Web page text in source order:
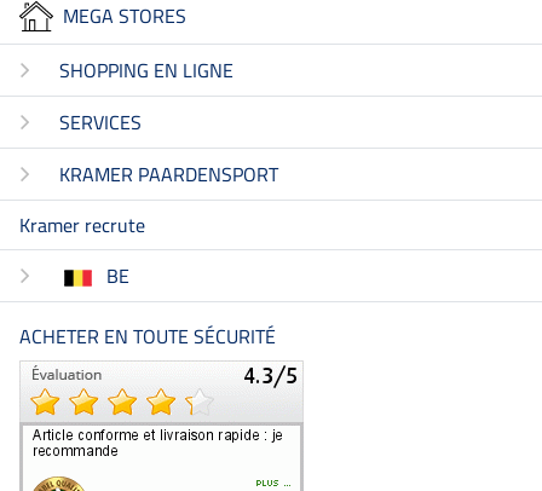
MEGA STORES
SHOPPING EN LIGNE
SERVICES
KRAMER PAARDENSPORT
Kramer recrute
BE
ACHETER EN TOUTE SÉCURITÉ